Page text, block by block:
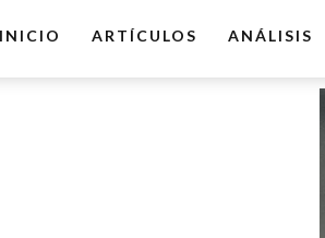
INICIO ARTÍCULOS ANÁLISIS